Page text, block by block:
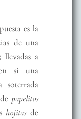
es la
de una
llevadas a
sí una
soterrada
papelitos
hojitas de